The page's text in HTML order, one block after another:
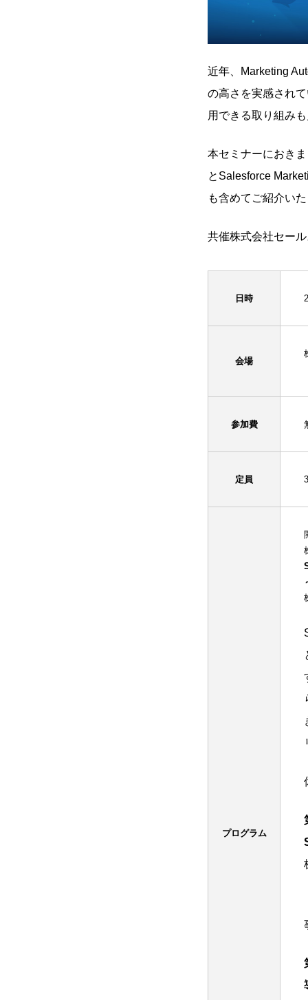
近年、Marketing
の高さを実感され
用できる取り組み
本セミナーにおき
とSalesforce
も含めてご紹介い
共催株式会社セー
日時
会場
参加費
定員
プログラム